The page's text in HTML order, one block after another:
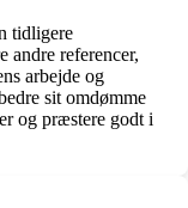
tidligere
andre referencer,
arbejde og
sit omdømme
og præstere godt i